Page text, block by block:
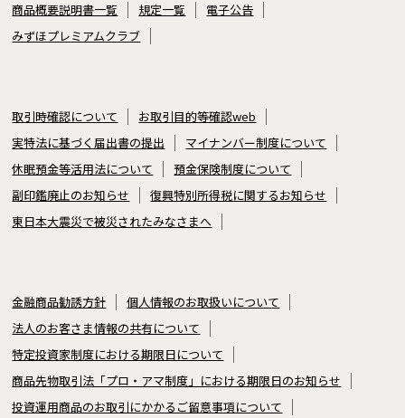
商品概要説明書一覧 規定一覧
電子公告
みずほプレミアムクラブ
取引時確認について
お取引目的等確認web
実特法に基づく届出書の提出
マイナンバー制度について
休眠預金等活用法について
預金保険制度について
副印鑑廃止のお知らせ
復興特別所得税に関するお知らせ
東日本大震災で被災されたみなさまへ
金融商品勧誘方針
個人情報のお取扱いについて
法人のお客さま情報の共有について
特定投資家制度における期限日について
商品先物取引法「プロ・アマ制度」における期限日のお知らせ
投資運用商品のお取引にかかるご留意事項について